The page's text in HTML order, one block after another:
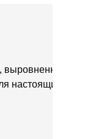
выровненные,
настоящих